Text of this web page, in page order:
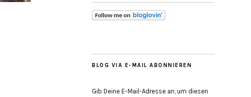
BLOG VIA E-MAIL ABONNIEREN
Gib Deine E-Mail-Adresse an, um diesen